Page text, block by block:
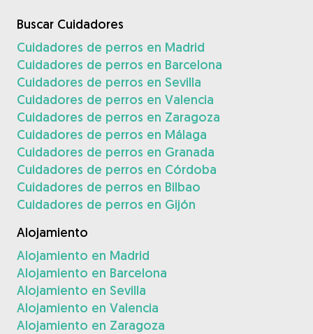
Buscar Cuidadores
Cuidadores de perros en Madrid
Cuidadores de perros en Barcelona
Cuidadores de perros en Sevilla
Cuidadores de perros en Valencia
Cuidadores de perros en Zaragoza
Cuidadores de perros en Málaga
Cuidadores de perros en Granada
Cuidadores de perros en Córdoba
Cuidadores de perros en Bilbao
Cuidadores de perros en Gijón
Alojamiento
Alojamiento en Madrid
Alojamiento en Barcelona
Alojamiento en Sevilla
Alojamiento en Valencia
Alojamiento en Zaragoza